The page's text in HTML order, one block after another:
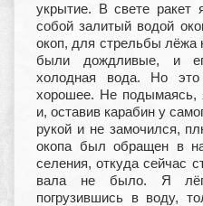
укрытие. В свете ракет
собой залитый водой
окоп, для стрельбы лёжа
были дождливые, и
холодная вода. Но
хорошее. Не подымаясь,
и, оставив карабин у
рукой и не замочился,
окопа был обращен в
селения, откуда сейчас
вала не было. Я лёг
погрузившись в воду,